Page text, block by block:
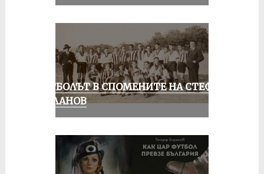
ФУТБОЛЪТ В СПОМЕНИТЕ НА СТЕФАН
МИЛАНОВ